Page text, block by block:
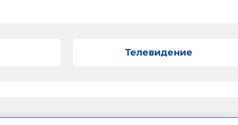
Телевидение